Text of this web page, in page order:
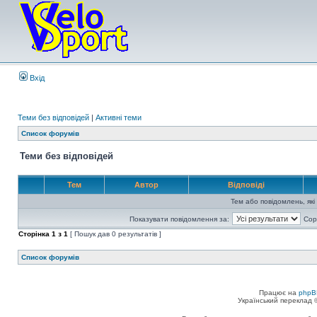
Вхід
Теми без відповідей | Активні теми
Список форумів
Теми без відповідей
Тем Автор Відповіді
Тем або повідомлень,
Показувати повідомлення за:
Сторінка 1 з 1 [ Пошук дав 0 результатів ]
Список форумів
Працює на
Український